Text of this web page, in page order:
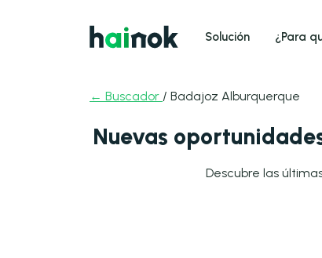
Solución ¿Para
← Buscador / Badajoz Alburquerque
Nuevas
Descubre las